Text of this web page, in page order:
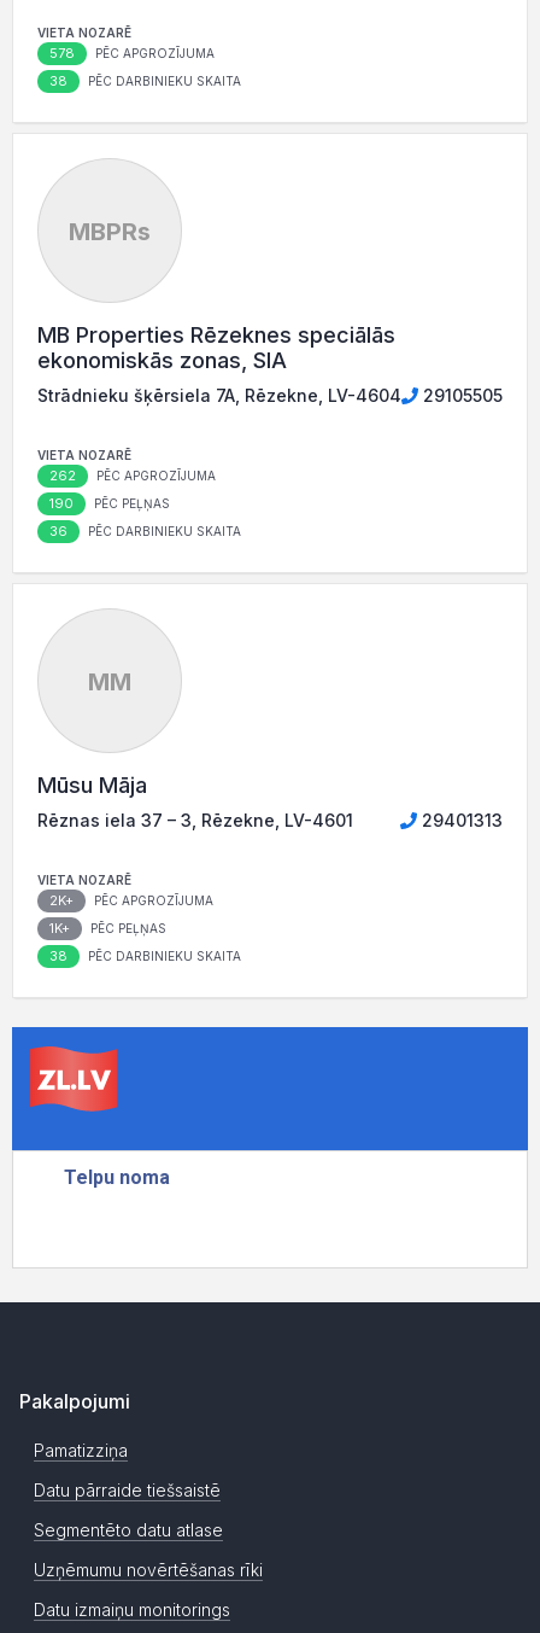
VIETA NOZARĒ
578 PĒC APGROZĪJUMA
38 PĒC DARBINIEKU SKAITA
MBPRs
MB Properties Rēzeknes speciālās
ekonomiskās zonas, SIA
Strādnieku šķērsiela 7A, Rēzekne, LV-4604 29105505
VIETA NOZARĒ
262 PĒC APGROZĪJUMA
190 PĒC PEĻŅAS
36 PĒC DARBINIEKU SKAITA
MM
Mūsu Māja
Rēznas iela 37 – 3, Rēzekne, LV-4601 29401313
VIETA NOZARĒ
2K+ PĒC APGROZĪJUMA
1K+ PĒC PEĻŅAS
38 PĒC DARBINIEKU SKAITA
Pakalpojumi
Pamatizziņa
Datu pārraide tiešsaistē
Segmentēto datu atlase
Uzņēmumu novērtēšanas rīki
Datu izmaiņu monitorings